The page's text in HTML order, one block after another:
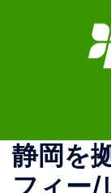
ス
静岡を
フィー/